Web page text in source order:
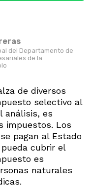
del Departamento de
de la
de diversos
selectivo al
análisis, es
impuestos. Los
pagan al Estado
cubrir el
es
naturales